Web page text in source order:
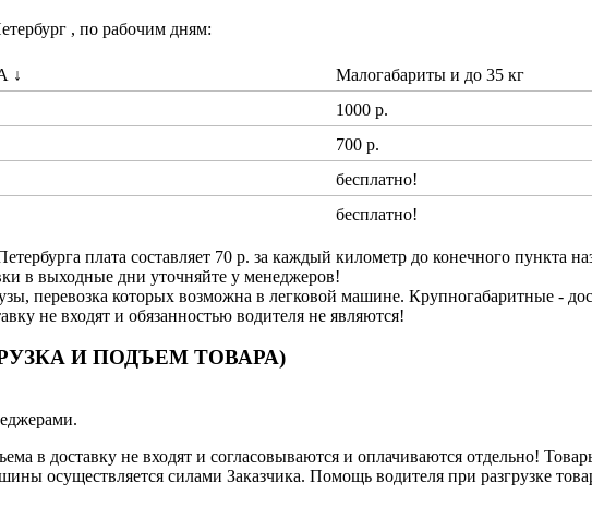
, по рабочим дням:
↓ Малогабариты и до 35 кг
1000 р.
700 р.
бесплатно!
бесплатно!
плата составляет 70 р. за каждый километр до конечного пункта
в выходные дни уточняйте у менеджеров!
перевозка которых возможна в легковой машине. Крупногабаритные -
не входят и обязанностью водителя не являются!
И ПОДЪЕМ ТОВАРА)
доставку не входят и согласовываются и оплачиваются отдельно!
осуществляется силами Заказчика. Помощь водителя при разгрузке